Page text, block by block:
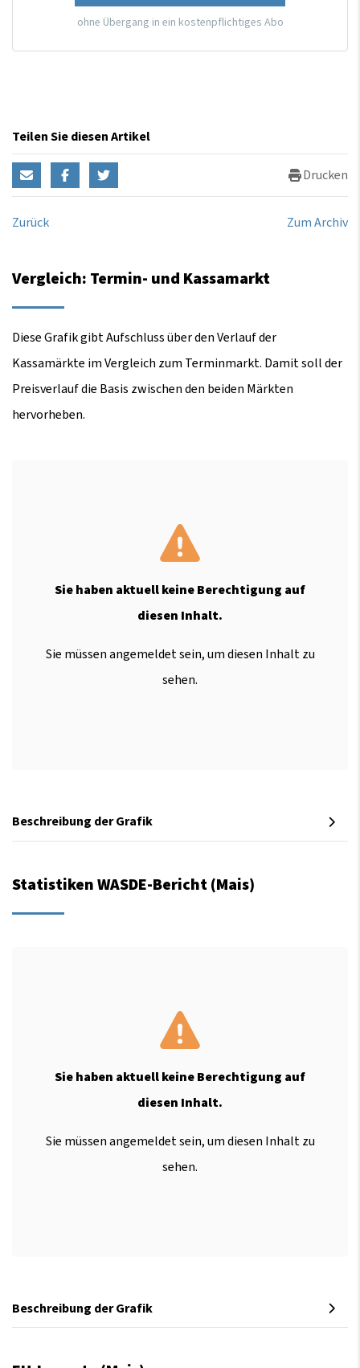
ohne Übergang in ein kostenpflichtiges Abo
Teilen Sie diesen Artikel
Drucken
Zurück Zum Archiv
Vergleich: Termin- und Kassamarkt
Diese Grafik gibt Aufschluss über den Verlauf der
Kassamärkte im Vergleich zum Terminmarkt. Damit soll der
Preisverlauf die Basis zwischen den beiden Märkten
hervorheben.
Sie haben aktuell keine Berechtigung auf
diesen Inhalt.
Sie müssen angemeldet sein, um diesen Inhalt zu
sehen.
Beschreibung der Grafik
Statistiken WASDE-Bericht (Mais)
Sie haben aktuell keine Berechtigung auf
diesen Inhalt.
Sie müssen angemeldet sein, um diesen Inhalt zu
sehen.
Beschreibung der Grafik